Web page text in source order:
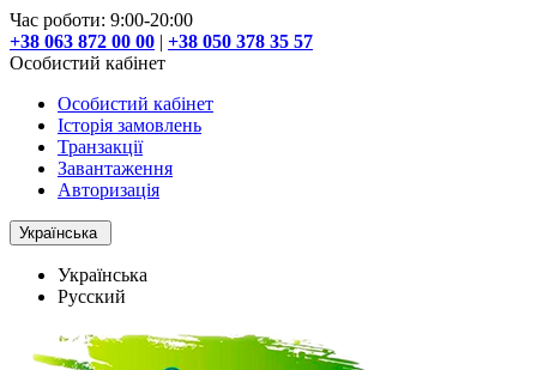
Час роботи: 9:00-20:00
+38 063 872 00 00 | +38 050 378 35 57
Особистий кабінет
Особистий кабінет
Історія замовлень
Транзакції
Завантаження
Авторизація
Українська
Українська
Русский